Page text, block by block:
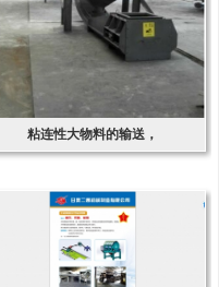
粘连性大物料的输送，